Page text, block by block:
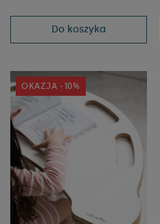
Do koszyka
OKAZJA -10%